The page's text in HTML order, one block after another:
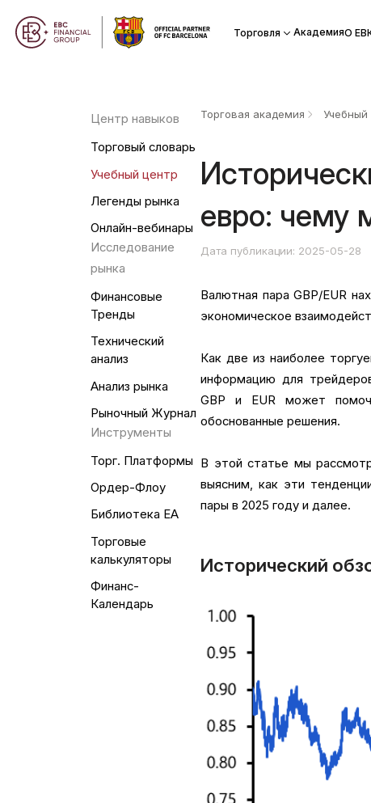
Торговля АкадемияО
Центр навыков
Торговый словарь
Учебный центр
Легенды рынка
Онлайн-вебинары
Исследование
рынка
Финансовые
Тренды
Технический
анализ
Анализ рынка
Рыночный Журнал
Инструменты
Торг. Платформы
Ордер-Флоу
Библиотека EA
Торговые
калькуляторы
Финанс-
Календарь
Торговая академия Учебный
евро: чему
Дата публикации: 2025-05-28
Валютная пара GBP/EUR
экономическое
Как две из наиболее
информацию для
GBP и EUR может
обоснованные решения.
В этой статье мы
выясним, как эти
пары в 2025 году и далее.
Исторический